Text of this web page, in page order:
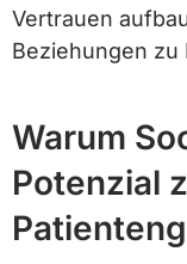
Vertrauen
Beziehungen zu
Warum
Potenzial